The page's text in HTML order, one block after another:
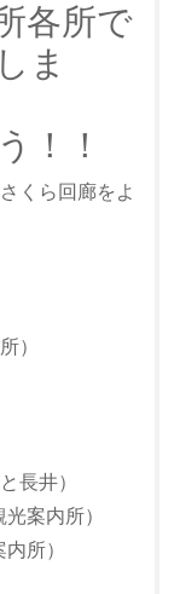
各所で
ま
！！
くら回廊をよ
）
長井）
案内所）
所）